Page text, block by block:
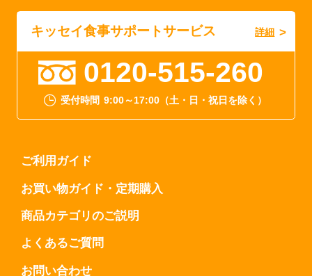
キッセイ食事サポートサービス 詳細
0120-515-260
受付時間 9:00～17:00（土・日・祝日を除く）
ご利用ガイド
お買い物ガイド・定期購入
商品カテゴリのご説明
よくあるご質問
お問い合わせ